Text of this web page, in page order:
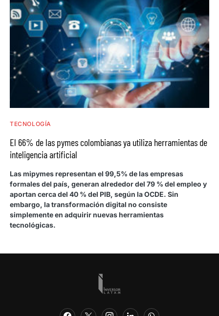
TECNOLOGÍA
El 66% de las pymes colombianas ya utiliza herramientas de
inteligencia artificial
Las mipymes representan el 99,5% de las empresas
formales del país, generan alrededor del 79 % del empleo y
aportan cerca del 40 % del PIB, según la OCDE. Sin
embargo, la transformación digital no consiste
simplemente en adquirir nuevas herramientas
tecnológicas.